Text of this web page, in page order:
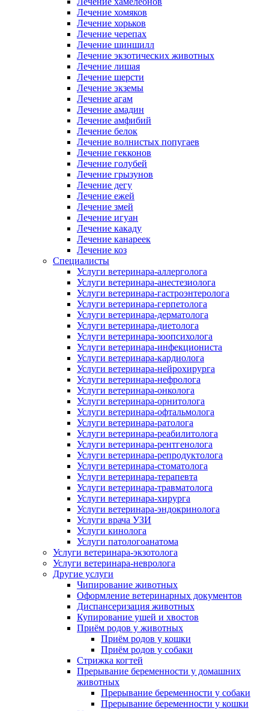
Лечение хомяков
Лечение хорьков
Лечение черепах
Лечение шиншилл
Лечение экзотических животных
Лечение лишая
Лечение шерсти
Лечение экземы
Лечение агам
Лечение амадин
Лечение амфибий
Лечение белок
Лечение волнистых попугаев
Лечение гекконов
Лечение голубей
Лечение грызунов
Лечение дегу
Лечение ежей
Лечение змей
Лечение игуан
Лечение какаду
Лечение канареек
Лечение коз
Специалисты
Услуги ветеринара-аллерголога
Услуги ветеринара-анестезиолога
Услуги ветеринара-гастроэнтеролога
Услуги ветеринара-герпетолога
Услуги ветеринара-дерматолога
Услуги ветеринара-диетолога
Услуги ветеринара-зоопсихолога
Услуги ветеринара-инфекциониста
Услуги ветеринара-кардиолога
Услуги ветеринара-нейрохирурга
Услуги ветеринара-нефролога
Услуги ветеринара-онколога
Услуги ветеринара-орнитолога
Услуги ветеринара-офтальмолога
Услуги ветеринара-ратолога
Услуги ветеринара-реабилитолога
Услуги ветеринара-рентгенолога
Услуги ветеринара-репродуктолога
Услуги ветеринара-стоматолога
Услуги ветеринара-терапевта
Услуги ветеринара-травматолога
Услуги ветеринара-хирурга
Услуги ветеринара-эндокринолога
Услуги врача УЗИ
Услуги кинолога
Услуги патологоанатома
Услуги ветеринара-экзотолога
Услуги ветеринара-невролога
Другие услуги
Чипирование животных
Оформление ветеринарных документов
Диспансеризация животных
Купирование ушей и хвостов
Приём родов у животных
Приём родов у кошки
Приём родов у собаки
Стрижка когтей
Прерывание беременности у домашних
животных
Прерывание беременности у собаки
Прерывание беременности у кошки